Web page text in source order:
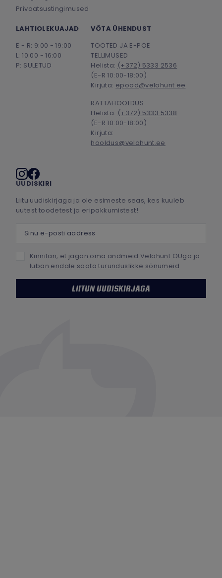
Privaatsustingimused
LAHTIOLEKUAJAD
E - R: 9:00 - 19:00
L: 10:00 - 16:00
P: SULETUD
VÕTA ÜHENDUST
TOOTED JA E-POE
TELLIMUSED
Helista: (+372) 5333 2536
(E-R 10:00-18:00)
Kirjuta: epood@velohunt.ee
RATTAHOOLDUS
Helista: (+372) 5333 5338
(E-R 10:00-18:00)
Kirjuta:
hooldus@velohunt.ee
Sotsiaalmeedia
UUDISKIRI
Liitu uudiskirjaga ja ole esimeste seas, kes kuuleb
uutest toodetest ja eripakkumistest!
Kinnitan, et jagan oma andmeid Velohunt OÜga ja
luban endale saata turunduslikke sõnumeid
LIITUN UUDISKIRJAGA